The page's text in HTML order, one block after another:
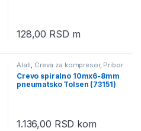
128,00 RSD m
Alati, Creva za kompresor, Pribor
za kompresor
Crevo spiralno 10mx6-8mm
pneumatsko Tolsen (73151)
1.136,00 RSD kom